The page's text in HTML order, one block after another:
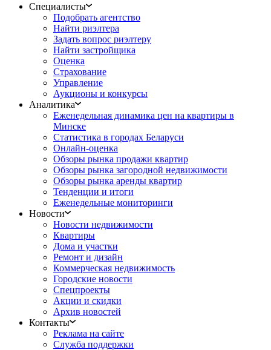
Специалисты
Подобрать агентство
Найти риэлтера
Задать вопрос риэлтеру
Найти застройщика
Оценка
Страхование
Управление
Аукционы и конкурсы
Аналитика
Еженедельная динамика цен на квартиры в
Минске
Статистика в городах Беларуси
Онлайн-оценка
Обзоры рынка продажи квартир
Обзоры рынка загородной недвижимости
Обзоры рынка аренды квартир
Тенденции и итоги
Еженедельные мониторинги
Новости
Новости недвижимости
Квартиры
Дома и участки
Ремонт и дизайн
Коммерческая недвижимость
Городские новости
Спецпроекты
Акции и скидки
Архив новостей
Контакты
Реклама на сайте
Служба поддержки